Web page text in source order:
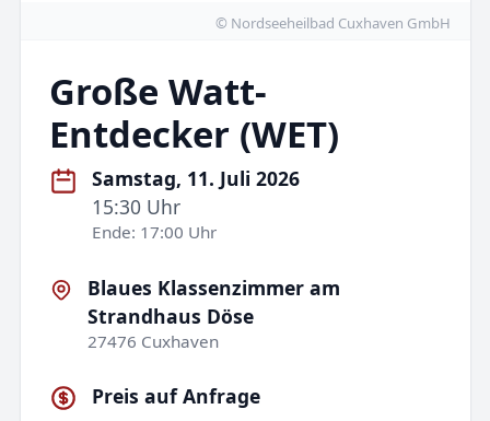
© Nordseeheilbad Cuxhaven GmbH
Große Watt-
Entdecker (WET)
Samstag, 11. Juli 2026
15:30 Uhr
Ende: 17:00 Uhr
Blaues Klassenzimmer am
Strandhaus Döse
27476 Cuxhaven
Preis auf Anfrage